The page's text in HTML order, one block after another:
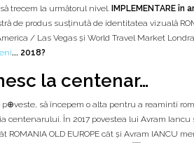
trecem la următorul nivel. IMPLEMENTARE în
de produs susținută de identitatea vizuală
/ Las Vegas și World Travel Market
... 2018?
la centenar…
să începem o alta pentru a reaminti
centenarului. În 2017 povestea lui Avram
ROMANIA OLD EUROPE cât și Avram IANCU